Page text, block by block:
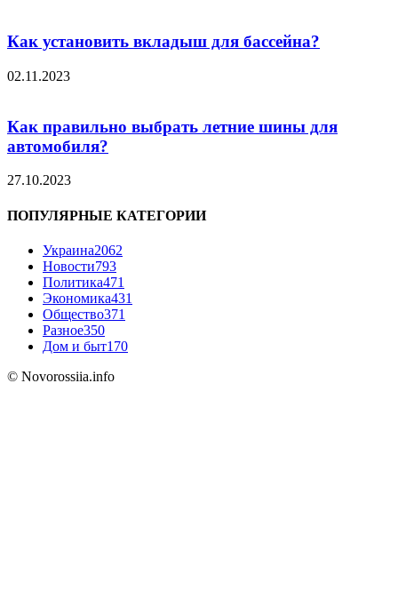
Как установить вкладыш для бассейна?
02.11.2023
Как правильно выбрать летние шины для
автомобиля?
27.10.2023
ПОПУЛЯРНЫЕ КАТЕГОРИИ
Украина2062
Новости793
Политика471
Экономика431
Общество371
Разное350
Дом и быт170
© Novorossiia.info